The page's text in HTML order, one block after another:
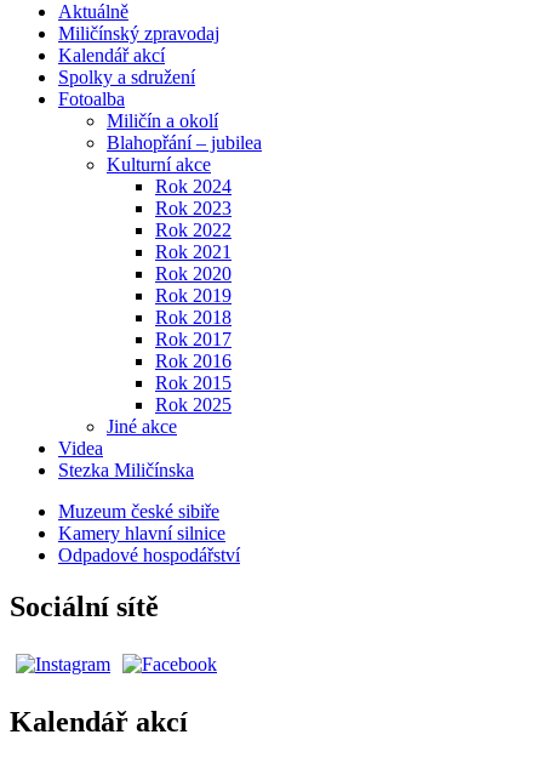
Aktuálně
Miličínský zpravodaj
Kalendář akcí
Spolky a sdružení
Fotoalba
Miličín a okolí
Blahopřání – jubilea
Kulturní akce
Rok 2024
Rok 2023
Rok 2022
Rok 2021
Rok 2020
Rok 2019
Rok 2018
Rok 2017
Rok 2016
Rok 2015
Rok 2025
Jiné akce
Videa
Stezka Miličínska
Muzeum české sibiře
Kamery hlavní silnice
Odpadové hospodářství
Sociální sítě
Kalendář akcí